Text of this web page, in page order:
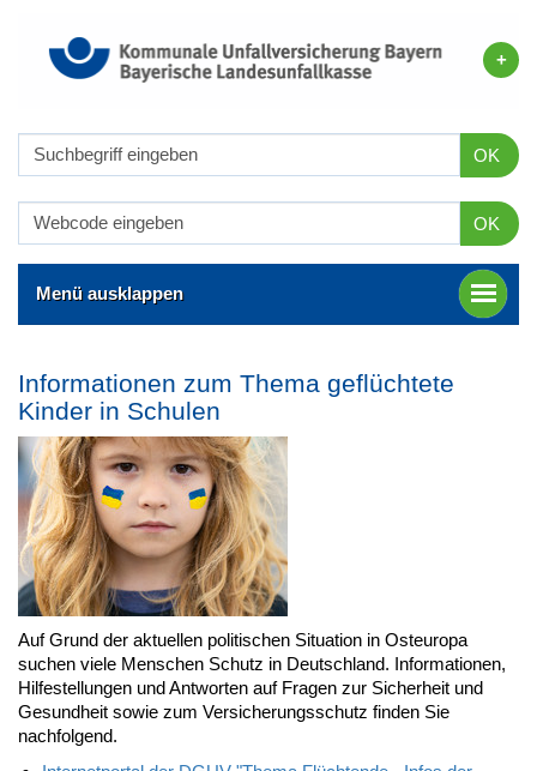
OK
OK
Menü ausklappen
Informationen zum Thema geflüchtete
Kinder in Schulen
Auf Grund der aktuellen politischen Situation in Osteuropa
suchen viele Menschen Schutz in Deutschland. Informationen,
Hilfestellungen und Antworten auf Fragen zur Sicherheit und
Gesundheit sowie zum Versicherungsschutz finden Sie
nachfolgend.